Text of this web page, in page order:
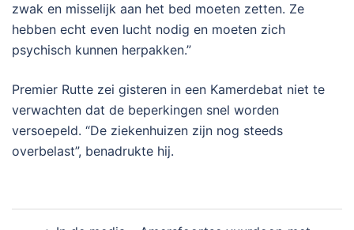
zwak en misselijk aan het bed moeten zetten. Ze
hebben echt even lucht nodig en moeten zich
psychisch kunnen herpakken.”
Premier Rutte zei gisteren in een Kamerdebat niet te
verwachten dat de beperkingen snel worden
versoepeld. “De ziekenhuizen zijn nog steeds
overbelast”, benadrukte hij.